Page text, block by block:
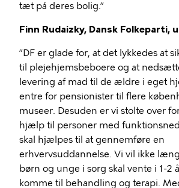
tæt på deres bolig.”
Finn Rudaizky, Dansk Folkeparti,
”DF er glade for, at det lykkedes at
til plejehjemsbeboere og at
levering af mad til de ældre i eget
entre for pensionister til flere
museer. Desuden er vi stolte over
hjælp til personer med
skal hjælpes til at gennemføre en
erhvervsuddannelse. Vi vil ikke
børn og unge i sorg skal vente i 1-2
komme til behandling og terapi.